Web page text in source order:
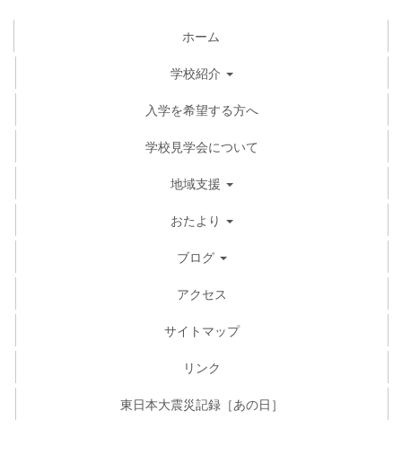
ホーム
学校紹介
入学を希望する方へ
学校見学会について
地域支援
おたより
ブログ
アクセス
サイトマップ
リンク
東日本大震災記録［あの日］